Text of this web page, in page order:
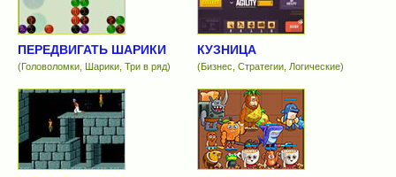
ПЕРЕДВИГАТЬ ШАРИКИ
(Головоломки, Шарики, Три в ряд)
КУЗНИЦА
(Бизнес, Стратегии, Логические)